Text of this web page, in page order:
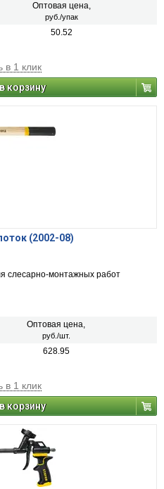
Оптовая цена,
руб./упак
50.52
в 1 клик
корзину
(2002-08)
слесарно-монтажных работ
Оптовая цена,
руб./шт.
628.95
в 1 клик
корзину